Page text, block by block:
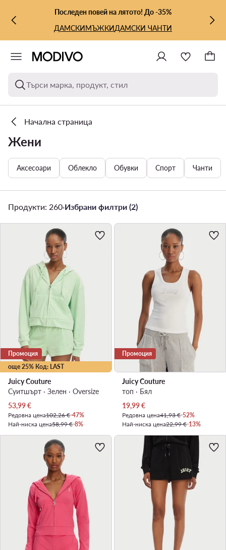
КЪМ ОСНОВНОТО СЪДЪРЖАНИЕ
КЪМ ТЪРСЕНЕПоследен повей на лятото! До -35%
ДАМСКИМЪЖКИДАМСКИ ЧАНТИ
Търси марка, продукт, стил
Начална страница
Жени
Аксесоари Облекло Обувки Спорт Чанти
Продукти: 260·Избрани филтри (2)
още 25% Код: LAST
Промоция
Juicy Couture
Суитшърт · Зелен · Oversize
Актуална цена
53,99€
Редовна цена102,26 €-47%
Най-ниска цена58,99 €-8%
Промоция
Juicy Couture
топ · Бял
Актуална цена
19,99€
Редовна цена41,93 €-52%
Най-ниска цена22,99 €-13%